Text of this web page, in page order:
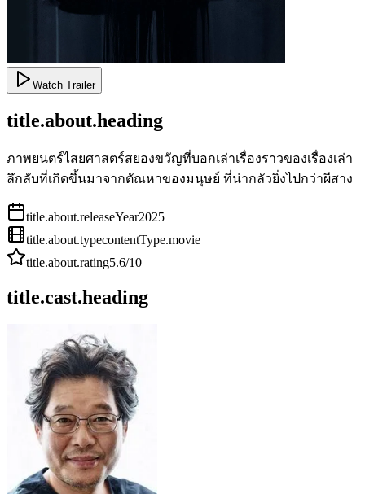
Watch Trailer
title.about.heading
ภาพยนตร์ไสยศาสตร์สยองขวัญที่บอกเล่าเรื่องราวของเรื่องเล่า
ลึกลับที่เกิดขึ้นมาจากตัณหาของมนุษย์ ที่น่ากลัวยิ่งไปกว่าผีสาง
title.about.releaseYear2025
title.about.typecontentType.movie
title.about.rating5.6/10
title.cast.heading